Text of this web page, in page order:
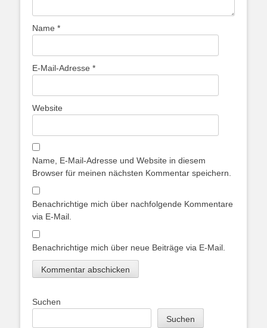
Name *
E-Mail-Adresse *
Website
Name, E-Mail-Adresse und Website in diesem
Browser für meinen nächsten Kommentar speichern.
Benachrichtige mich über nachfolgende Kommentare
via E-Mail.
Benachrichtige mich über neue Beiträge via E-Mail.
Suchen
Suchen